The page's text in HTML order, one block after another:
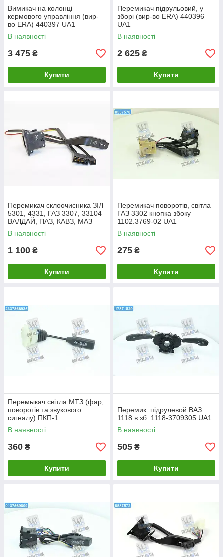
Вимикач на колонці
кермового управління (вир-
во ERA) 440397 UA1
В наявності
3 475 ₴
Купити
Перемикач підрульовий, у
зборі (вир-во ERA) 440396
UA1
В наявності
2 625 ₴
Купити
Перемикач склоочисника ЗІЛ
5301, 4331, ГАЗ 3307, 33104
ВАЛДАЙ, ПАЗ, КАВЗ, МАЗ
В наявності
1 100 ₴
Купити
Перемикач поворотів, світла
ГАЗ 3302 кнопка збоку
1102.3769-02 UA1
В наявності
275 ₴
Купити
Перемыкач світла МТЗ (фар,
поворотів та звукового
сигналу) ПКП-1
В наявності
360 ₴
Купити
Перемик. підрулевой ВАЗ
1118 в зб. 1118-3709305 UA1
В наявності
505 ₴
Купити